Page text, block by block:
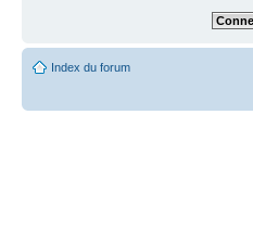
Index du forum